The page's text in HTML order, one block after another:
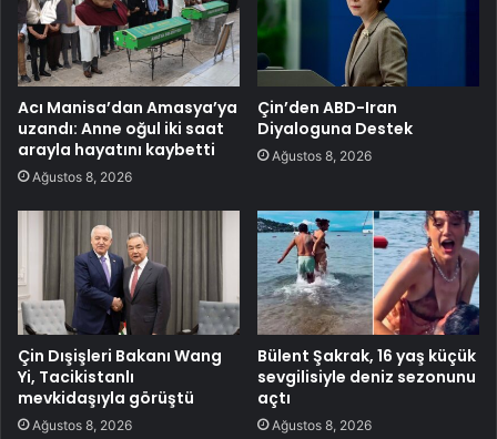
Acı Manisa’dan Amasya’ya
uzandı: Anne oğul iki saat
arayla hayatını kaybetti
Ağustos 8, 2026
Çin’den ABD-Iran
Diyaloguna Destek
Ağustos 8, 2026
Çin Dışişleri Bakanı Wang
Yi, Tacikistanlı
mevkidaşıyla görüştü
Ağustos 8, 2026
Bülent Şakrak, 16 yaş küçük
sevgilisiyle deniz sezonunu
açtı
Ağustos 8, 2026